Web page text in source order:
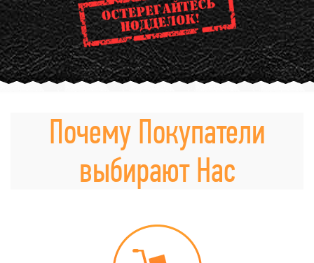
Почему Покупатели
выбирают Нас